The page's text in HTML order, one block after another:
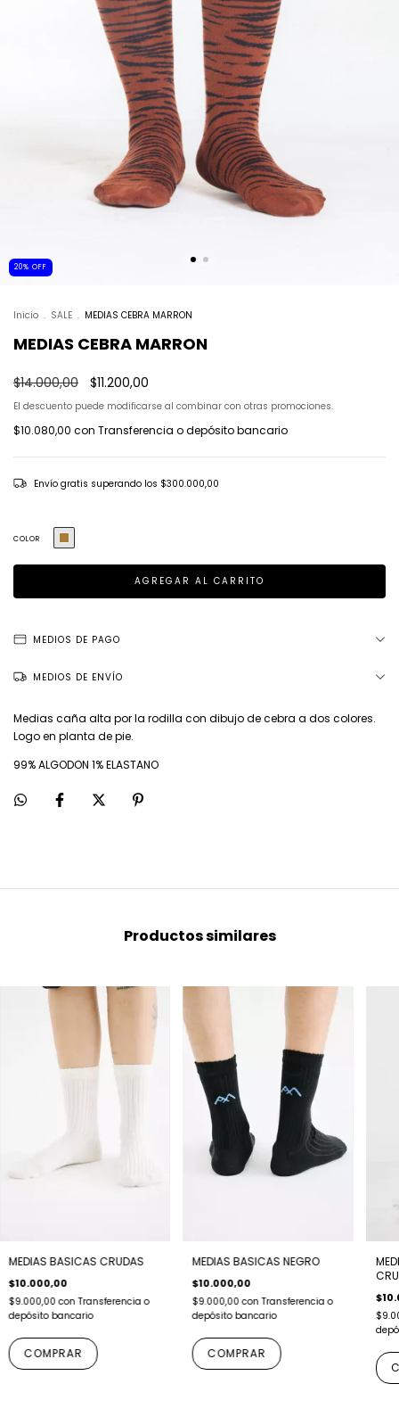
20% OFF
Inicio . SALE . MEDIAS CEBRA MARRON
MEDIAS CEBRA MARRON
$14.000,00 $11.200,00
El descuento puede modificarse al combinar con otras promociones.
$10.080,00 con Transferencia o depósito bancario
Envío gratis superando los $300.000,00
COLOR
MEDIOS DE PAGO
MEDIOS DE ENVÍO
Medias caña alta por la rodilla con dibujo de cebra a dos colores.
Logo en planta de pie.
99% ALGODON 1% ELASTANO
Productos similares
MEDIAS BASICAS CRUDAS
$10.000,00
$9.000,00con Transferencia o
depósito bancario
COMPRAR
MEDIAS BASICAS NEGRO
$10.000,00
$9.000,00con Transferencia o
depósito bancario
COMPRAR